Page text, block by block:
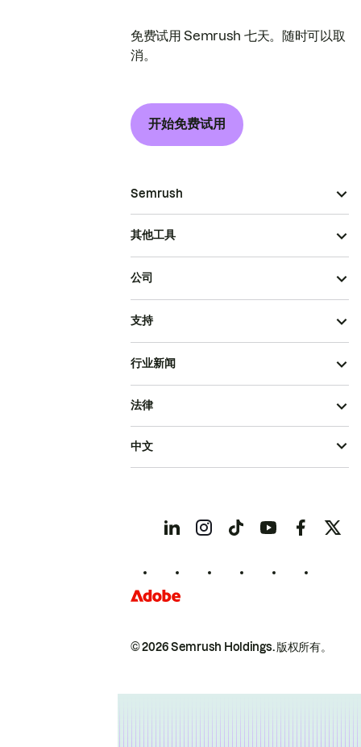
免费试用 Semrush 七天。随时可以取
消。
开始免费试用
Semrush
其他工具
公司
支持
行业新闻
© 2026 Semrush Holdings.版权所有。
法律
中文